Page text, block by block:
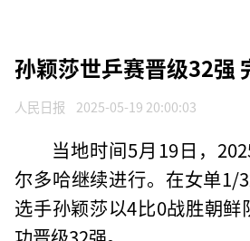
孙颖莎世乒赛晋级32强
人民日报 2025-05-19 20:00:03
当地时间5月19日，
尔多哈继续进行。在女单1/
选手孙颖莎以4比0战胜朝鲜